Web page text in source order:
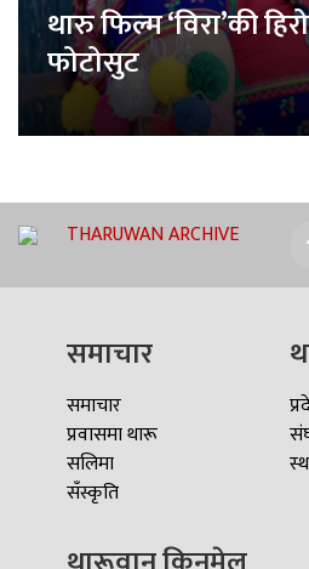
थारु फिल्म ‘विरा’की
फोटोसुट
THARUWAN ARCHIVE
समाचार
समाचार
प्रवासमा थारू
सलिमा
सँस्कृति